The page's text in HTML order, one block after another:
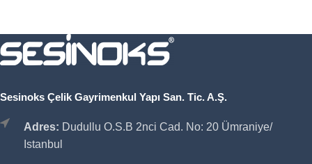
Sesinoks Çelik Gayrimenkul Yapı San. Tic. A.Ş.
Adres: Dudullu O.S.B 2nci Cad. No: 20 Ümraniye/
Istanbul